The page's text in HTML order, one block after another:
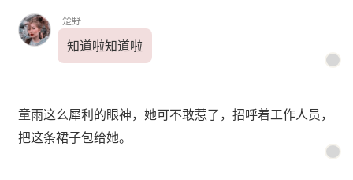
楚野
知道啦知道啦
童雨这么犀利的眼神，她可不敢惹了，招呼着工作人员，
把这条裙子包给她。